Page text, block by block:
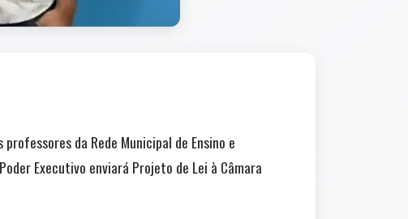
da Rede Municipal de Ensino e
Executivo enviará Projeto de Lei à Câmara